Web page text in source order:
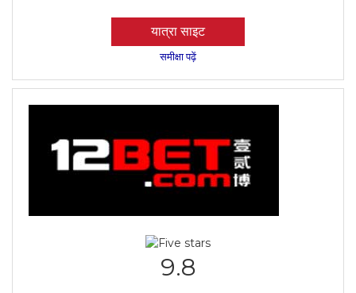
यात्रा साइट
समीक्षा पढ़ें
9.8